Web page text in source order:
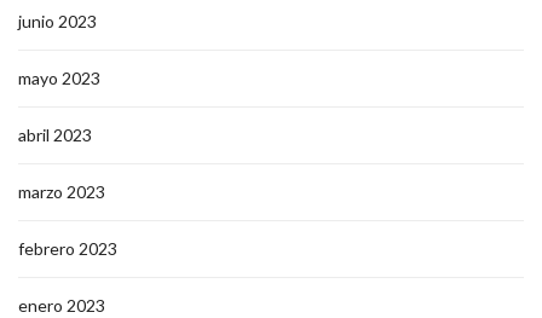
junio 2023
mayo 2023
abril 2023
marzo 2023
febrero 2023
enero 2023